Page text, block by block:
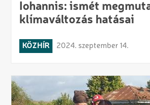
Iohannis: ismét
klímaváltozás hatásai
KÖZHÍR 2024. szeptember 14.